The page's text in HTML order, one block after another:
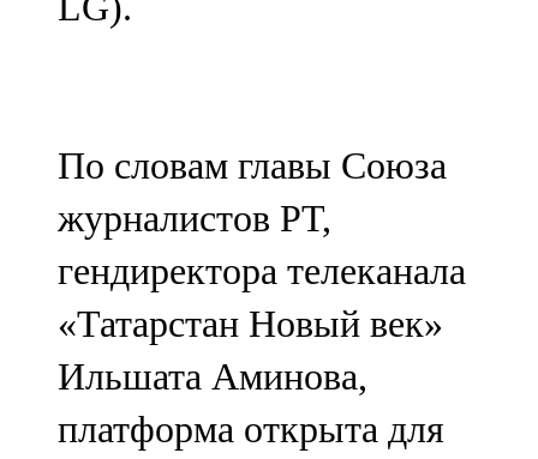
По словам главы Союза
журналистов РТ,
гендиректора телеканала
«Татарстан Новый век»
Ильшата Аминова,
платформа открыта для